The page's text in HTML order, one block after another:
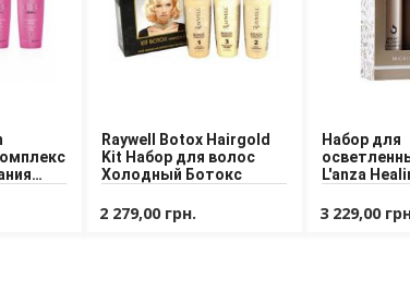
Raywell Botox Hairgold
Kit Набор для волос
Холодный Ботокс
2 279,00 грн.
Набор для
L'anza
3 229,00